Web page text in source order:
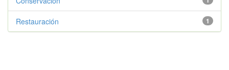
1
Restauración